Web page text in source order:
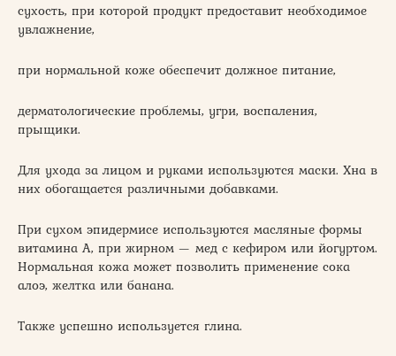
сухость, при которой продукт предоставит необходимое
увлажнение,
при нормальной коже обеспечит должное питание,
дерматологические проблемы, угри, воспаления,
прыщики.
Для ухода за лицом и руками используются маски. Хна в
них обогащается различными добавками.
При сухом эпидермисе используются масляные формы
витамина A, при жирном — мед с кефиром или йогуртом.
Нормальная кожа может позволить применение сока
алоэ, желтка или банана.
Также успешно используется глина.